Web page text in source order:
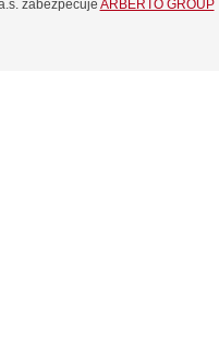
zabezpečuje ARBERTO GROUP